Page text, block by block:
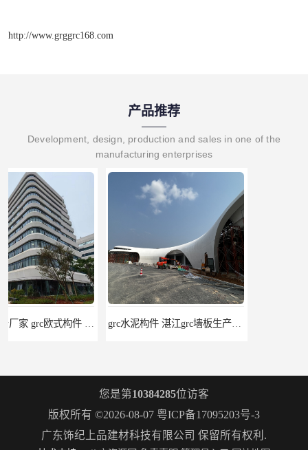
http://www.grggrc168.com
产品推荐
Development, design, production and sales in one of the
manufacturing enterprises
grc水泥构件 湛江grc墙板生产商 生产安装一条龙
您是第10384285位访客
版权所有 ©2026-08-07 粤ICP备17095203号-3
广东饰纪上品建材科技有限公司 保留所有权利.